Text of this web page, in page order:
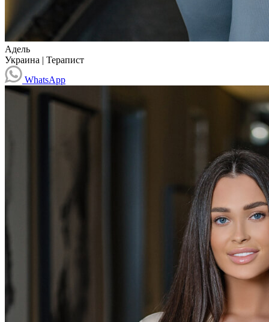
Адель
Украина | Терапист
WhatsApp